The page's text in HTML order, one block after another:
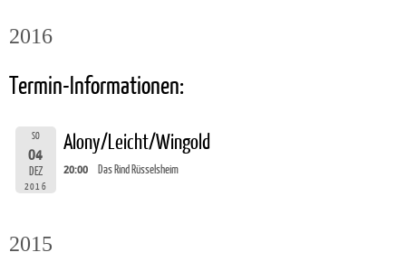
2016
Termin-Informationen:
SO
04
DEZ
2016
Alony/Leicht/Wingold
20:00 Das Rind Rüsselsheim
2015